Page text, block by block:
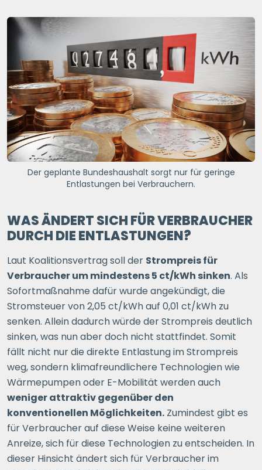
Der geplante Bundeshaushalt sorgt nur für geringe
Entlastungen bei Verbrauchern.
WAS ÄNDERT SICH FÜR VERBRAUCHER
DURCH DIE ENTLASTUNGEN?
Laut Koalitionsvertrag soll der Strompreis für
Verbraucher um mindestens 5 ct/kWh sinken. Als
Sofortmaßnahme dafür wurde angekündigt, die
Stromsteuer von 2,05 ct/kWh auf 0,01 ct/kWh zu
senken. Allein dadurch würde der Strompreis deutlich
sinken, was nun aber doch nicht stattfindet. Somit
fällt nicht nur die direkte Entlastung im Strompreis
weg, sondern klimafreundlichere Technologien wie
Wärmepumpen oder E-Mobilität werden auch
weniger attraktiv gegenüber den
konventionellen Möglichkeiten. Zumindest gibt es
für Verbraucher auf diese Weise keine weiteren
Anreize, sich für diese Technologien zu entscheiden. In
dieser Hinsicht ändert sich für Verbraucher im